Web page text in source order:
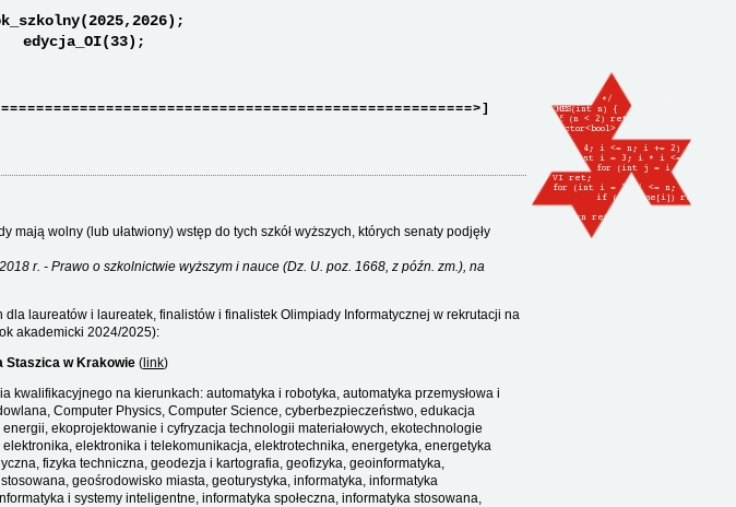
edycja_OI(33);
mają wolny (lub ułatwiony) wstęp do tych szkół wyższych, których senaty podjęły
r. - Prawo o szkolnictwie wyższym i nauce (Dz. U. poz. 1668, z późn. zm.), na
laureatów i laureatek, finalistów i finalistek Olimpiady Informatycznej w rekrutacji na
akademicki 2024/2025):
Staszica w Krakowie ( link)
kwalifikacyjnego na kierunkach: automatyka i robotyka, automatyka przemysłowa i
Computer Physics, Computer Science, cyberbezpieczeństwo, edukacja
ekoprojektowanie i cyfryzacja technologii materiałowych, ekotechnologie
elektronika i telekomunikacja, elektrotechnika, energetyka, energetyka
fizyka techniczna, geodezja i kartografia, geofizyka, geoinformatyka,
geośrodowisko miasta, geoturystyka, informatyka, informatyka
i systemy inteligentne, informatyka społeczna, informatyka stosowana,